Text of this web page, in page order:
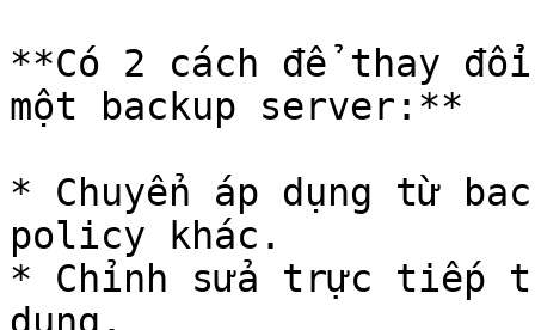
**Có 2 cách để thay
một backup server:**
* Chuyển áp dụng từ
policy khác.
* Chỉnh sửa trực tiếp